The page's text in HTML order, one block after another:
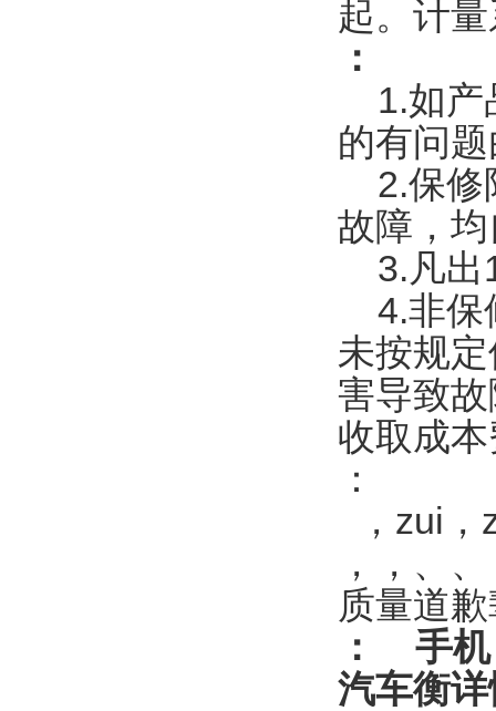
起。计
：
1.如产
的有问
2.保修
故障，
3.凡出
4.非保
未按规
害导致
收取成
：
，zui
，，、
质量道
：
手
汽车衡